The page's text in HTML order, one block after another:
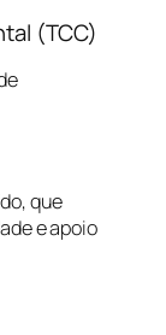
(TCC)
que
e apoio